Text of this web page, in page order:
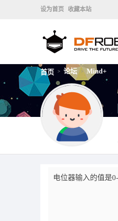
设为首页 收藏本站
首页 > 论坛 > Mind+
电位器输入的值是